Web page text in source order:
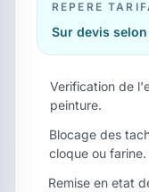
REPERE
Sur devis
Verification de
peinture.
Blocage des
cloque ou farine.
Remise en etat